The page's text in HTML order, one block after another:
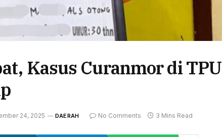
Kasus Curanmor di TPU
24, 2025 DAERAH No Comments 3 Mins Read